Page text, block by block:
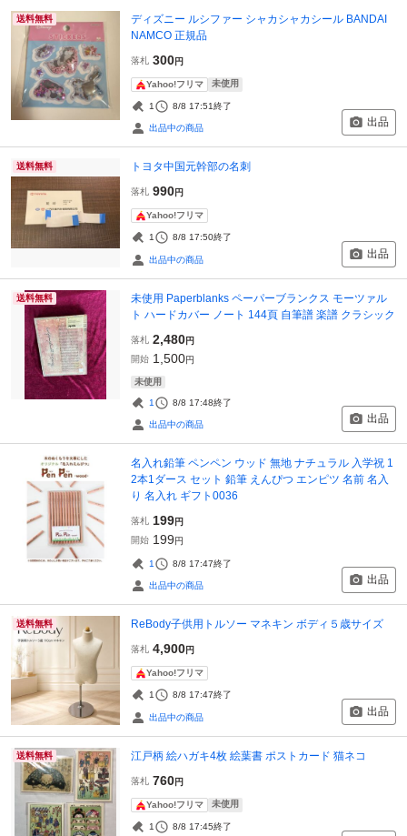
送料無料
ディズニー ルシファー シャカシャカシール BANDAI
NAMCO 正規品
落札 300円
Yahoo!フリマ 未使用
1 8/8 17:51終了
出品中の商品 出品
送料無料 トヨタ中国元幹部の名刺
落札 990円
Yahoo!フリマ
1 8/8 17:50終了
出品中の商品 出品
送料無料
未使用 Paperblanks ペーパーブランクス モーツァル
ト ハードカバー ノート 144頁 自筆譜 楽譜 クラシック
落札 2,480円
開始 1,500円
未使用
1 8/8 17:48終了
出品中の商品 出品
名入れ鉛筆 ペンペン ウッド 無地 ナチュラル 入学祝 1
2本1ダース セット 鉛筆 えんぴつ エンピツ 名前 名入
り 名入れ ギフト0036
落札 199円
開始 199円
1 8/8 17:47終了
出品中の商品 出品
送料無料 ReBody子供用トルソー マネキン ボディ５歳サイズ
落札 4,900円
Yahoo!フリマ
1 8/8 17:47終了
出品中の商品 出品
送料無料 江戸柄 絵ハガキ4枚 絵葉書 ポストカード 猫ネコ
落札 760円
Yahoo!フリマ 未使用
1 8/8 17:45終了